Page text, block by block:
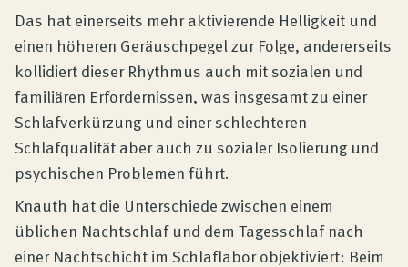
Das hat einerseits mehr aktivierende Helligkeit und
einen höheren Geräuschpegel zur Folge, andererseits
kollidiert dieser Rhythmus auch mit sozialen und
familiären Erfordernissen, was insgesamt zu einer
Schlafverkürzung und einer schlechteren
Schlafqualität aber auch zu sozialer Isolierung und
psychischen Problemen führt.
Knauth hat die Unterschiede zwischen einem
üblichen Nachtschlaf und dem Tagesschlaf nach
einer Nachtschicht im Schlaflabor objektiviert: Beim